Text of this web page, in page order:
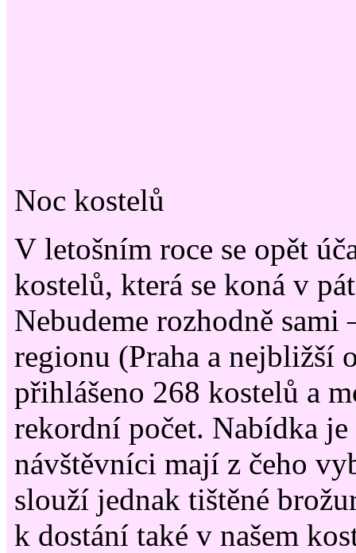
Noc kostelů
V letošním roce se opět
kostelů, která se koná v
Nebudeme rozhodně sami
regionu (Praha a nejbližší
přihlášeno 268 kostelů a
rekordní počet. Nabídka
návštěvníci mají z čeho
slouží jednak tištěné
k dostání také v našem